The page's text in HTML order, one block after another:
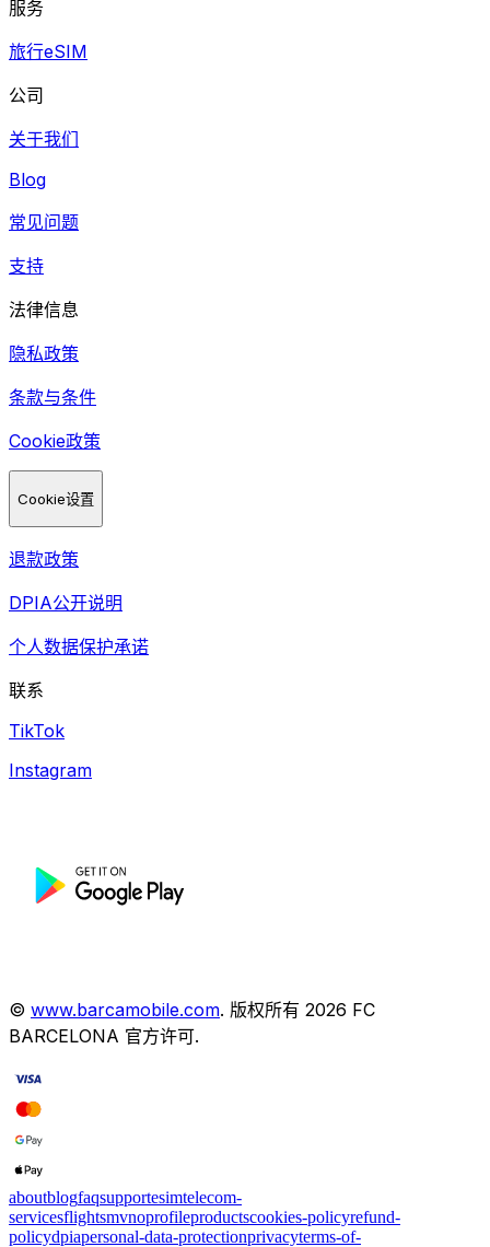
服务
旅行eSIM
公司
关于我们
Blog
常见问题
支持
法律信息
隐私政策
条款与条件
Cookie政策
Cookie设置
退款政策
DPIA公开说明
个人数据保护承诺
联系
TikTok
Instagram
© www.barcamobile.com. 版权所有 2026 FC
BARCELONA 官方许可.
aboutblogfaqsupportesimtelecom-
servicesflightsmvnoprofileproductscookies-policyrefund-
policydpiapersonal-data-protectionprivacyterms-of-